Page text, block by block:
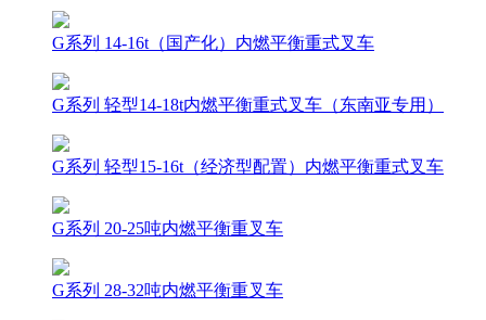
G系列 14-16t（国产化）内燃平衡重式叉车
G系列 轻型14-18t内燃平衡重式叉车（东南亚专用）
G系列 轻型15-16t（经济型配置）内燃平衡重式叉车
G系列 20-25吨内燃平衡重叉车
G系列 28-32吨内燃平衡重叉车